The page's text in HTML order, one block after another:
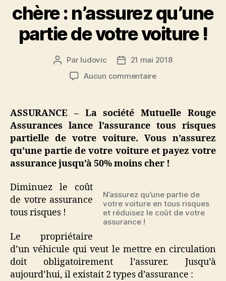
chère : n’assurez qu’une
partie de votre voiture !
Auteur
l’article
Par ludovic
Date21 mai 2018
Aucun commentairesur
moins
:
n’assurez
qu’une
partie
voiture
!
ASSURANCE – La société Mutuelle Rouge
Assurances lance l’assurance tous risques
partielle de votre voiture. Vous n’assurez
qu’une partie de votre voiture et payez votre
assurance jusqu’à 50% moins cher !
N’assurez qu’une partie de
votre voiture en tous risques
et réduisez le coût de votre
assurance !
Diminuez le coût
de votre assurance
tous risques !
Le propriétaire
d’un véhicule qui veut le mettre en circulation
doit obligatoirement l’assurer. Jusqu’à
aujourd’hui, il existait 2 types d’assurance :